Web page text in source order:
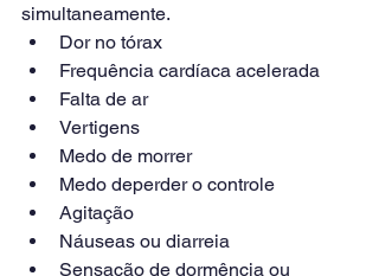
simultaneamente.
Dor no tórax
Frequência cardíaca acelerada
Falta de ar
Vertigens
Medo de morrer
Medo deperder o controle
Agitação
Náuseas ou diarreia
Sensação de dormência ou